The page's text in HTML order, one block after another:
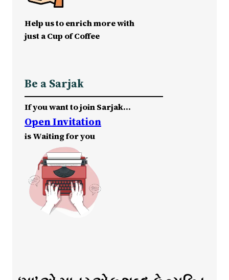
Help us to enrich more with
just a Cup of Coffee
Be a Sarjak
If you want to join Sarjak…
Open Invitation
is Waiting for you